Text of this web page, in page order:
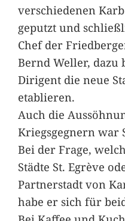
verschiedenen
geputzt und
Chef der
Bernd Weller, dazu
Dirigent die neue
etablieren.
Auch die
Kriegsgegnern war
Bei der Frage,
Städte St. Egrève
Partnerstadt von
habe er sich für